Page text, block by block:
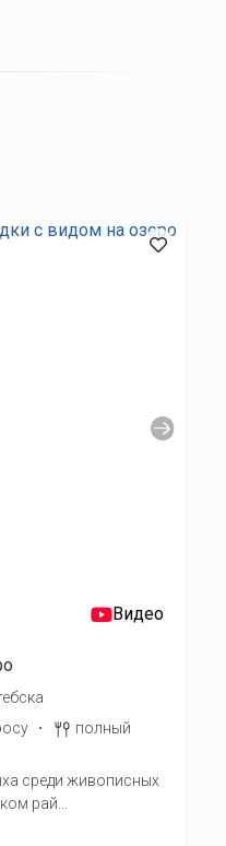
Видео
·
полный
среди живописных
рай...